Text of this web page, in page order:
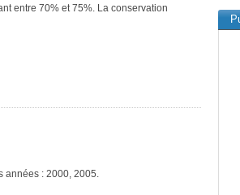
entre 70% et 75%. La conservation
années : 2000, 2005.